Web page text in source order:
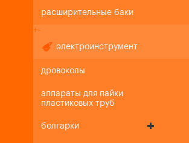
расширительные баки
+-
электроинструмент
дровоколы
аппараты для пайки
пластиковых труб
болгарки